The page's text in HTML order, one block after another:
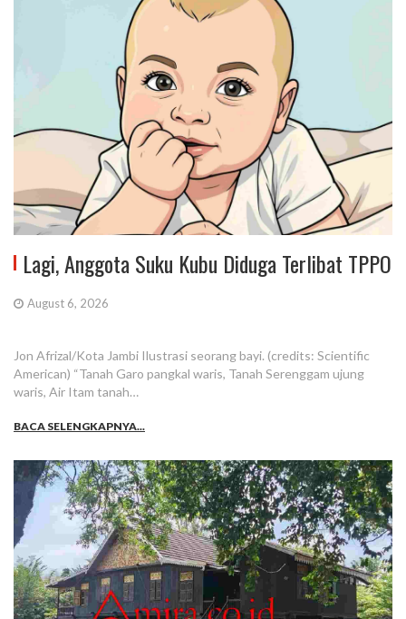
Lagi, Anggota Suku Kubu Diduga Terlibat TPPO
August 6, 2026
Jon Afrizal/Kota Jambi Ilustrasi seorang bayi. (credits: Scientific
American) “Tanah Garo pangkal waris, Tanah Serenggam ujung
waris, Air Itam tanah…
BACA SELENGKAPNYA...